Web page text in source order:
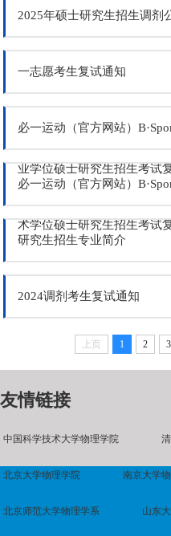
2025年硕士研究生招生调剂
一志愿考生复试通知
必一运动（官方网站）
业学位硕士研究生招生考试
必一运动（官方网站）
术学位硕士研究生招生考试
研究生招生专业简介
2024调剂考生复试通知
上页 1 2 3
友情链接
中国科学技术大学物理学院
北京大学物理学院 南京大学
北京师范大学物理学系 山东